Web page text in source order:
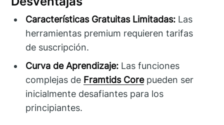
Características Gratuitas Limitadas: Las
herramientas premium requieren tarifas
de suscripción.
Curva de Aprendizaje: Las funciones
complejas de Framtids Corepueden ser
inicialmente desafiantes para los
principiantes.